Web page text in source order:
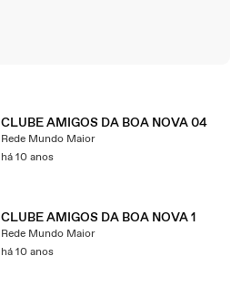
CLUBE AMIGOS DA BOA NOVA 04
Rede Mundo Maior
há 10 anos
CLUBE AMIGOS DA BOA NOVA 1
Rede Mundo Maior
há 10 anos